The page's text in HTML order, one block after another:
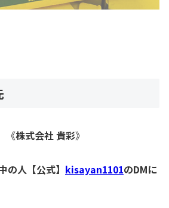
《株式会社 貴彩》
人【公式】 kisayan1101のDMに